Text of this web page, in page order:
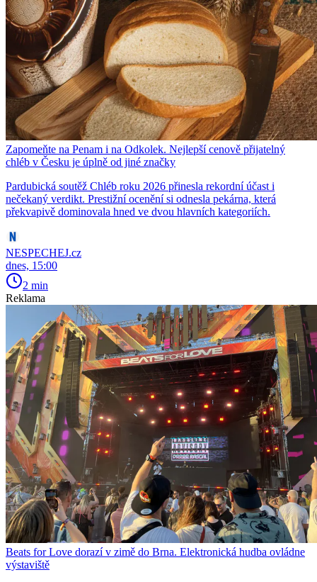
Zapomeňte na Penam i na Odkolek. Nejlepší cenově přijatelný
chléb v Česku je úplně od jiné značky
Pardubická soutěž Chléb roku 2026 přinesla rekordní účast i
nečekaný verdikt. Prestižní ocenění si odnesla pekárna, která
překvapivě dominovala hned ve dvou hlavních kategoriích.
NESPECHEJ.cz
dnes, 15:00
2 min
Reklama
Beats for Love dorazí v zimě do Brna. Elektronická hudba ovládne
výstaviště